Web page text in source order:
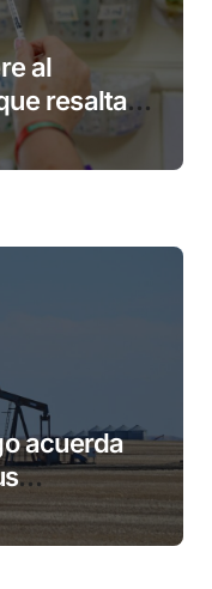
al
resalta
las
acuerda